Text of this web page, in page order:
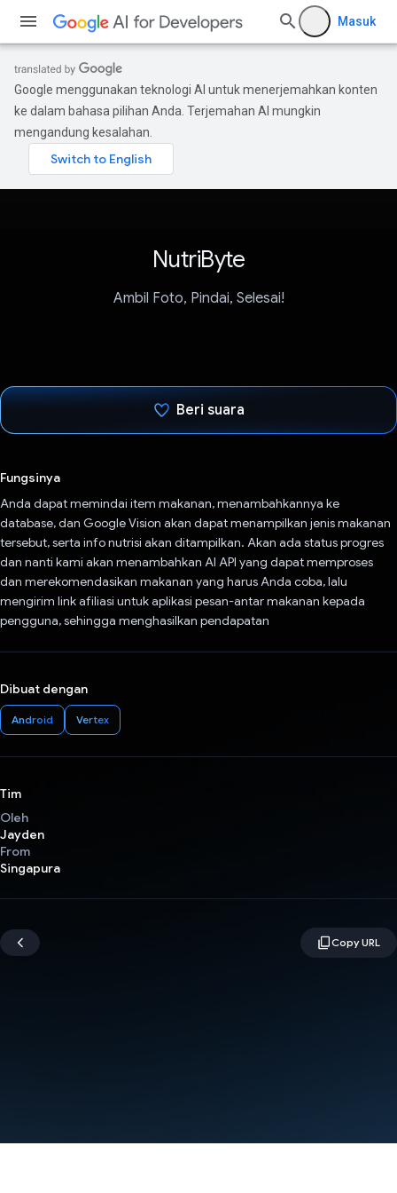
Masuk
Google menggunakan teknologi AI untuk menerjemahkan konten
ke dalam bahasa pilihan Anda. Terjemahan AI mungkin
mengandung kesalahan.
NutriByte
Ambil Foto, Pindai, Selesai!
Beri suara
Fungsinya
Anda dapat memindai item makanan, menambahkannya ke
database, dan Google Vision akan dapat menampilkan jenis makanan
tersebut, serta info nutrisi akan ditampilkan. Akan ada status progres
dan nanti kami akan menambahkan AI API yang dapat memproses
dan merekomendasikan makanan yang harus Anda coba, lalu
mengirim link afiliasi untuk aplikasi pesan-antar makanan kepada
pengguna, sehingga menghasilkan pendapatan
Dibuat dengan
Android Vertex
Tim
Oleh
Jayden
From
Singapura